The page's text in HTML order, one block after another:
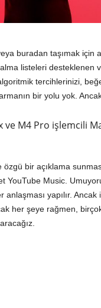
buradan taşımak için
listeleri desteklenen
tercihlerinizi,
bir yolu yok.
M4 Pro işlemcili
özgü bir açıklama
Music.
yapılır.
her şeye rağmen,